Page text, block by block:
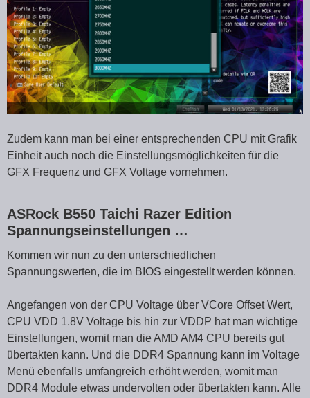
Zudem kann man bei einer entsprechenden CPU mit Grafik
Einheit auch noch die Einstellungsmöglichkeiten für die
GFX Frequenz und GFX Voltage vornehmen.
ASRock B550 Taichi Razer Edition
Spannungseinstellungen …
Kommen wir nun zu den unterschiedlichen
Spannungswerten, die im BIOS eingestellt werden können.
Angefangen von der CPU Voltage über VCore Offset Wert,
CPU VDD 1.8V Voltage bis hin zur VDDP hat man wichtige
Einstellungen, womit man die AMD AM4 CPU bereits gut
übertakten kann. Und die DDR4 Spannung kann im Voltage
Menü ebenfalls umfangreich erhöht werden, womit man
DDR4 Module etwas undervolten oder übertakten kann. Alle